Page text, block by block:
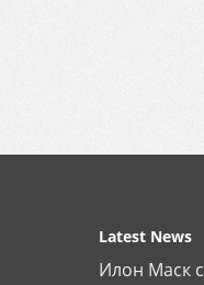
Latest News
Илон Маск с